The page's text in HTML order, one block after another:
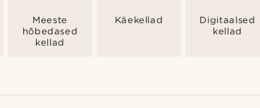
Meeste
hõbedased
kellad
Käekellad
Digitaalsed
kellad